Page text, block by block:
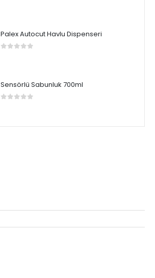
Palex Autocut Havlu Dispenseri
Sensörlü Sabunluk 700ml